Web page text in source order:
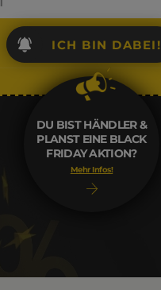
DU BIST HÄNDLER &
PLANST EINE BLACK
FRIDAY AKTION?
Mehr Infos!
ICH BIN DABEI!